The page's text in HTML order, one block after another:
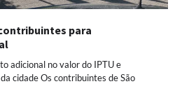
para
adicional no valor do IPTU e
cidade Os contribuintes de São